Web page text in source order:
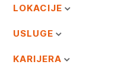
LOKACIJE
USLUGE
KARIJERA